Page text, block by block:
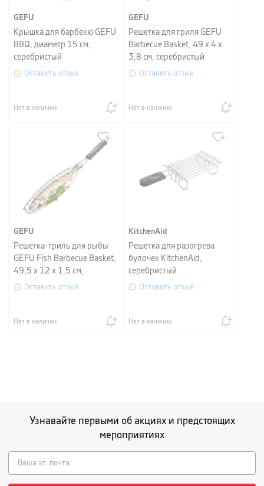
GEFU
Крышка для барбекю GEFU
BBQ, диаметр 15 см,
серебристый
Оставить отзыв
Нет в наличии
GEFU
Решетка для гриля GEFU
Barbecue Basket, 49 х 4 х
3,8 см, серебристый
Оставить отзыв
Нет в наличии
GEFU
Решетка-гриль для рыбы
GEFU Fish Barbecue Basket,
49,5 х 12 х 1,5 см,
серебристый
Оставить отзыв
Нет в наличии
KitchenAid
Решетка для разогрева
булочек KitchenAid,
серебристый
Оставить отзыв
Нет в наличии
Узнавайте первыми об акциях и предстоящих
мероприятиях